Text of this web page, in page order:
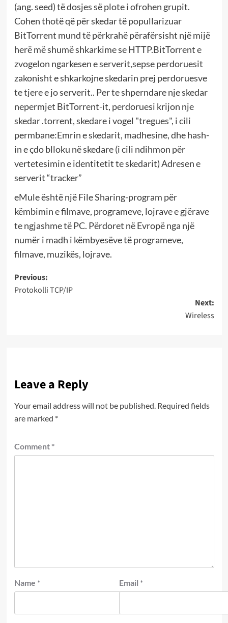
(ang. seed) të dosjes së plote i ofrohen grupit.
Cohen thotë që për skedar të popullarizuar
BitTorrent mund të përkrahë përafërsisht një mijë
herë më shumë shkarkime se HTTP.BitTorrent e
zvogelon ngarkesen e serverit,sepse perdoruesit
zakonisht e shkarkojne skedarin prej perdoruesve
te tjere e jo serverit.. Per te shperndare nje skedar
nepermjet BitTorrent-it, perdoruesi krijon nje
skedar .torrent, skedare i vogel "tregues", i cili
permbane:Emrin e skedarit, madhesine, dhe hash-
in e çdo blloku në skedare (i cili ndihmon për
vertetesimin e identitetit te skedarit) Adresen e
serverit “tracker”
eMule është një File Sharing-program për
këmbimin e filmave, programeve, lojrave e gjërave
te ngjashme të PC. Përdoret në Evropë nga një
numër i madh i këmbyesëve të programeve,
filmave, muzikës, lojrave.
Post
navigation
Previous:
Protokolli TCP/IP
Next:
Wireless
Leave a Reply
Your email address will not be published. Required fields
are marked *
Comment *
Name * Email *